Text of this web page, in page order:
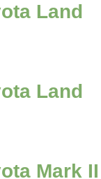
Land
Land
Mark II